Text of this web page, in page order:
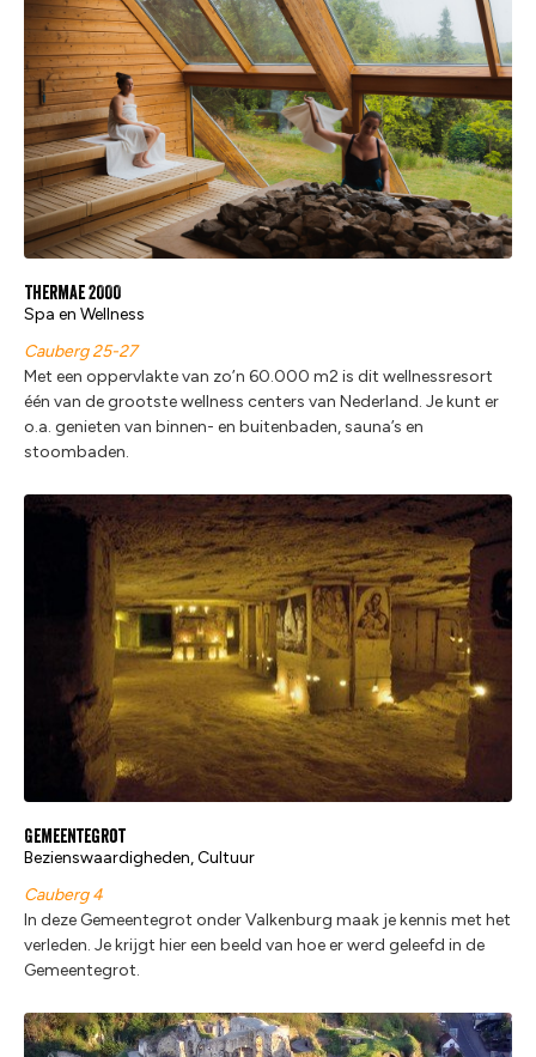
Thermae 2OOO
Spa en Wellness
Cauberg 25-27
Met een oppervlakte van zo’n 60.000 m2 is dit wellnessresort
één van de grootste wellness centers van Nederland. Je kunt er
o.a. genieten van binnen- en buitenbaden, sauna’s en
stoombaden.
Gemeentegrot
Bezienswaardigheden, Cultuur
Cauberg 4
In deze Gemeentegrot onder Valkenburg maak je kennis met het
verleden. Je krijgt hier een beeld van hoe er werd geleefd in de
Gemeentegrot.